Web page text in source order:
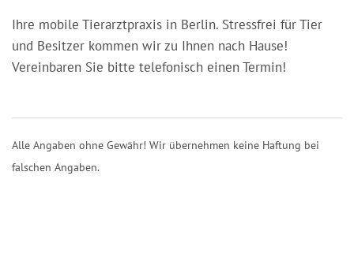
Ihre mobile Tierarztpraxis in Berlin. Stressfrei für Tier
und Besitzer kommen wir zu Ihnen nach Hause!
Vereinbaren Sie bitte telefonisch einen Termin!
Alle Angaben ohne Gewähr! Wir übernehmen keine Haftung bei
falschen Angaben.